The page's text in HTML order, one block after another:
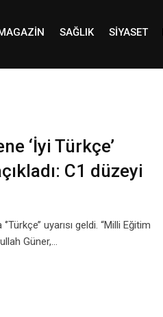
SAĞLIK SIYASET
‘İyi Türkçe’
C1 düzeyi
uyarısı geldi. “Milli Eğitim
Güner,…